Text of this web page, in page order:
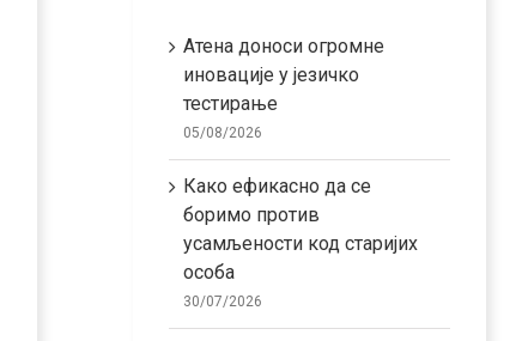
Атена доноси огромне
иновације у језичко
тестирање
05/08/2026
Како ефикасно да се
боримо против
усамљености код старијих
особа
30/07/2026